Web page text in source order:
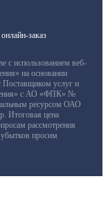
заказ
с использованием веб-
на основании
услуг и
с АО «ФПК» №
ресурсом ОАО
Итоговая цена
рассмотрения
просим